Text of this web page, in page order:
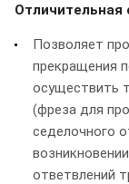
Отличительная
Позволяет
прекращения
осуществить
(фреза для
седелочного
ответвлений